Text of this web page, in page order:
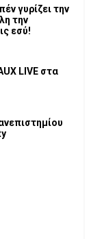
γυρίζει την
την
εσύ!
LIVE στα